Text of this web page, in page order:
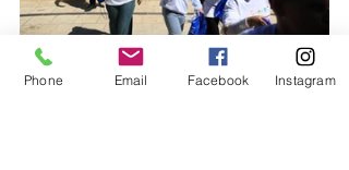
Phone Email Facebook Instagram